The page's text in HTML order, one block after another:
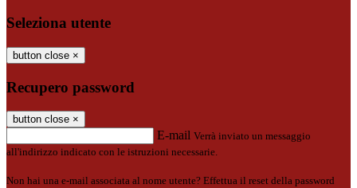
Seleziona utente
button close ×
Recupero password
button close ×
E-mail Verrà inviato un messaggio
all'indirizzo indicato con le istruzioni necessarie.
Non hai una e-mail associata al nome utente? Effettua il reset della password